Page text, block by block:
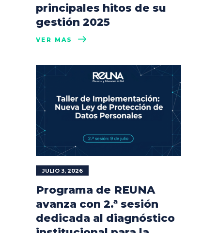
principales hitos de su
gestión 2025
VER MÁS
JULIO 3, 2026
Programa de REUNA
avanza con 2.ª sesión
dedicada al diagnóstico